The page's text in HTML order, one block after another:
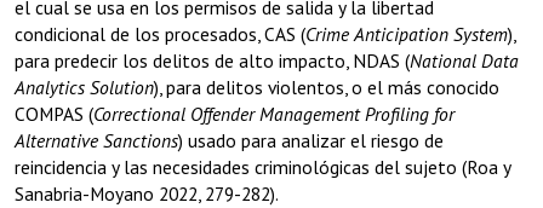
el cual se usa en los permisos de salida y la libertad
condicional de los procesados, CAS (Crime Anticipation System),
para predecir los delitos de alto impacto, NDAS (National Data
Analytics Solution), para delitos violentos, o el más conocido
COMPAS (Correctional Offender Management Profiling for
Alternative Sanctions) usado para analizar el riesgo de
reincidencia y las necesidades criminológicas del sujeto (Roa y
Sanabria-Moyano 2022, 279-282).